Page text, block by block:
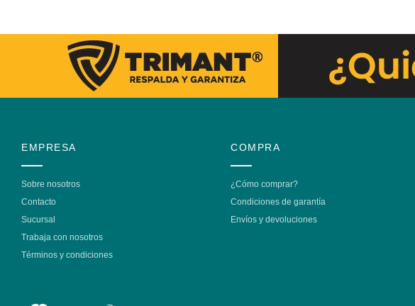
EMPRESA
Sobre nosotros
Contacto
Sucursal
Trabaja con nosotros
Términos y condiciones
COMPRA
¿Cómo comprar?
Condiciones de garantía
Envíos y devoluciones